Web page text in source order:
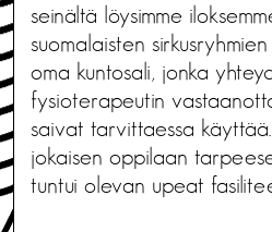
seinältä löysimme
suomalaisten
oma kuntosali, jonka
fysioterapeutin
saivat tarvittaessa käyttää.
jokaisen oppilaan
tuntui olevan upeat